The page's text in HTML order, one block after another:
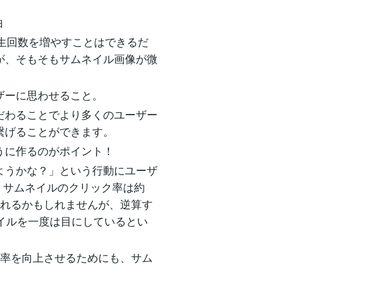
回数を増やすことはできるだ
そもそもサムネイル画像が微
に思わせること。
ることでより多くのユーザー
ることができます。
作るのがポイント！
かな？」という行動にユーザ
ムネイルのクリック率は約
るかもしれませんが、逆算す
ルを一度は目にしているとい
を向上させるためにも、サム